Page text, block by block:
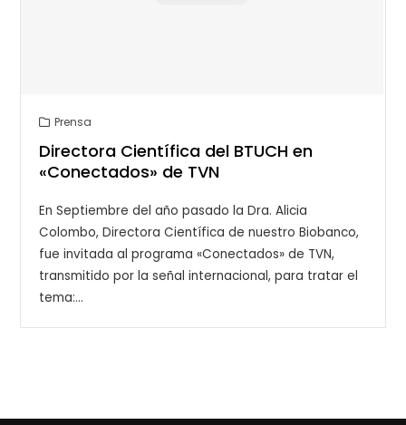
Prensa
Directora Científica del BTUCH en
«Conectados» de TVN
En Septiembre del año pasado la Dra. Alicia
Colombo, Directora Científica de nuestro Biobanco,
fue invitada al programa «Conectados» de TVN,
transmitido por la señal internacional, para tratar el
tema:…